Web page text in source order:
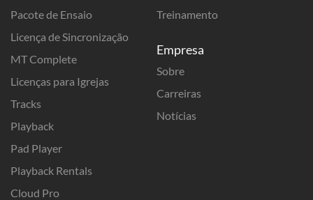
Pacote de Ensaio
Licença de Sincronização
MT Complete
Licenças para Igrejas
Tracks
Playback
Pad Player
Playback Rentals
Cloud Pro
Treinamento
Empresa
Sobre
Carreiras
Notícias